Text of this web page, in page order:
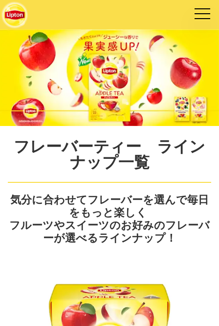
フレーバーティー ライン
ナップ一覧
気分に合わせてフレーバーを選んで毎日
をもっと楽しく
フルーツやスイーツのお好みのフレーバ
ーが選べるラインナップ！